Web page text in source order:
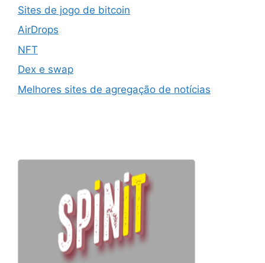
Sites de jogo de bitcoin
AirDrops
NFT
Dex e swap
Melhores sites de agregação de notícias